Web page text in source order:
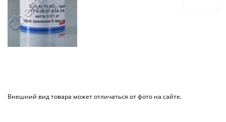
Внешний вид товара может отличаться от фото на сайте.